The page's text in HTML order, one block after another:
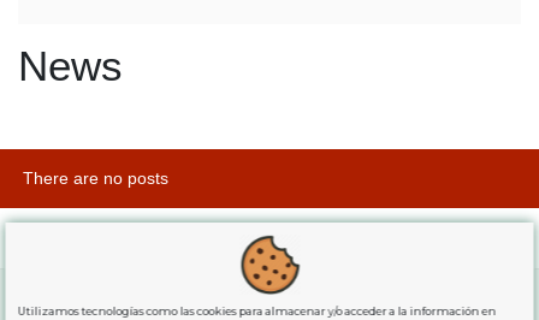
News
There are no posts
Utilizamos tecnologías como las cookies para almacenar y/o acceder a la información en